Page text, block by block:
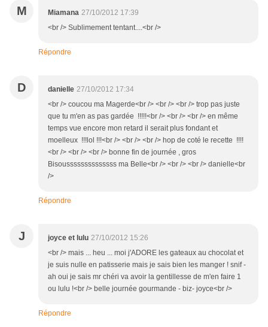
M Miamana 27/10/2012 17:39
<br /> Sublimement tentant....<br />
Répondre
D danielle 27/10/2012 17:34
<br /> coucou ma Magerde<br /> <br /> <br /> trop pas juste
que tu m'en as pas gardée !!!!!<br /> <br /> <br /> en même
temps vue encore mon retard il serait plus fondant et
moelleux !!!lol !!!<br /> <br /> <br /> hop de coté le recette !!!!
<br /> <br /> <br /> bonne fin de journée , gros
Bisoussssssssssssss ma Belle<br /> <br /> <br /> danielle<br
/>
Répondre
J joyce et lulu 27/10/2012 15:26
<br /> mais ... heu ... moi j'ADORE les gateaux au chocolat et
je suis nulle en patisserie mais je sais bien les manger ! snif -
ah oui je sais mr chéri va avoir la gentillesse de m'en faire 1
ou lulu !<br /> belle journée gourmande - biz- joyce<br />
Répondre